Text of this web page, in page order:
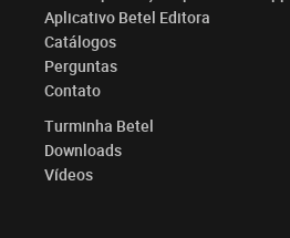
Aplicativo Betel Editora
Catálogos
Perguntas
Contato
Turminha Betel
Downloads
Vídeos